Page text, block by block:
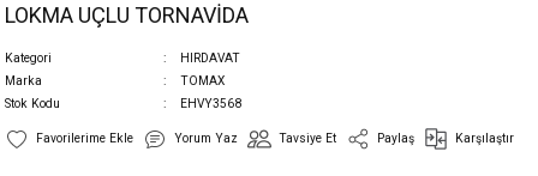
LOKMA UÇLU TORNAVİDA
Kategori
HIRDAVAT
Marka
TOMAX
Stok Kodu
EHVY3568
Yorum Yaz Tavsiye Et Paylaş Karşılaştır